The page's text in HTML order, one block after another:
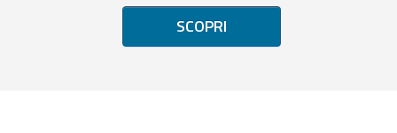
SCOPRI